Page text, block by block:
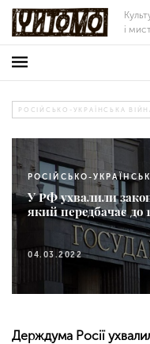
і
РОСІЙСЬКО-УКРАЇНСЬКА
РОСІЙСЬКО-
У РФ ухвалили
який передбачає до
04.03.2022
Держдума Росії